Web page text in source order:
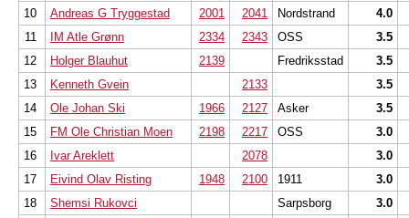
10
Andreas G Tryggestad 2001 2041 Nordstrand
4.0
11
IM Atle Grønn 2334 2343 OSS
3.5
12
Holger Blauhut 2139 Fredriksstad
3.5
13
Kenneth Gvein 2133
3.5
14
Ole Johan Ski 1966 2127 Asker
3.5
15
FM Ole Christian Moen 2198 2217 OSS
3.0
16
Ivar Areklett 2078
3.0
17
Eivind Olav Risting 1948 2100 1911
3.0
18
Shemsi Rukovci Sarpsborg
3.0